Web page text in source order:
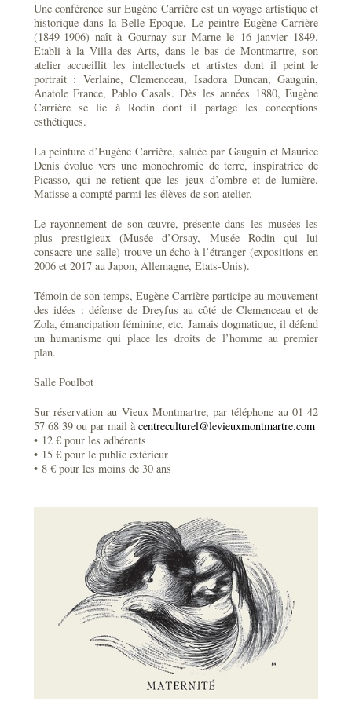
Une conférence sur Eugène Carrière est un voyage artistique et
historique dans la Belle Epoque. Le peintre Eugène Carrière
(1849-1906) naît à Gournay sur Marne le 16 janvier 1849.
Etabli à la Villa des Arts, dans le bas de Montmartre, son
atelier accueillit les intellectuels et artistes dont il peint le
portrait : Verlaine, Clemenceau, Isadora Duncan, Gauguin,
Anatole France, Pablo Casals. Dès les années 1880, Eugène
Carrière se lie à Rodin dont il partage les conceptions
esthétiques.
La peinture d’Eugène Carrière, saluée par Gauguin et Maurice
Denis évolue vers une monochromie de terre, inspiratrice de
Picasso, qui ne retient que les jeux d’ombre et de lumière.
Matisse a compté parmi les élèves de son atelier.
Le rayonnement de son œuvre, présente dans les musées les
plus prestigieux (Musée d’Orsay, Musée Rodin qui lui
consacre une salle) trouve un écho à l’étranger (expositions en
2006 et 2017 au Japon, Allemagne, Etats-Unis).
Témoin de son temps, Eugène Carrière participe au mouvement
des idées : défense de Dreyfus au côté de Clemenceau et de
Zola, émancipation féminine, etc. Jamais dogmatique, il défend
un humanisme qui place les droits de l’homme au premier
plan.
Salle Poulbot
Sur réservation au Vieux Montmartre, par téléphone au 01 42
57 68 39 ou par mail àcentreculturel@levieuxmontmartre.com
• 12 € pour les adhérents
• 15 € pour le public extérieur
• 8 € pour les moins de 30 ans